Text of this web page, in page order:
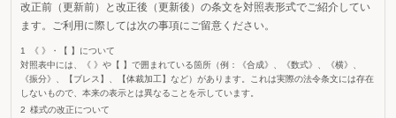
改正前（更新前）と改正後（更新後）の条文を対照表形式でご紹介してい
ます。ご利用に際しては次の事項にご留意ください。
《 》・【 】について
対照表中には、《 》や【 】で囲まれている箇所（例：《合成》、《数式》、《横》、
《振分》、【ブレス】、【体裁加工】など）があります。これは実際の法令条文には存在
しないもので、本来の表示とは異なることを示しています。
様式の改正について